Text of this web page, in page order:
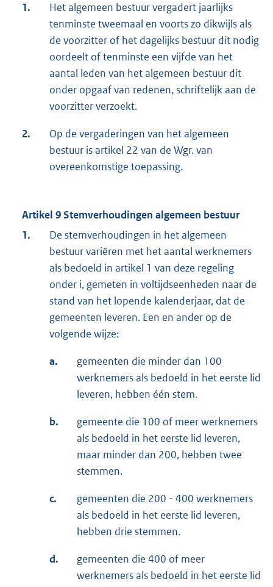
1.
Het algemeen bestuur vergadert jaarlijks
tenminste tweemaal en voorts zo dikwijls als
de voorzitter of het dagelijks bestuur dit nodig
oordeelt of tenminste een vijfde van het
aantal leden van het algemeen bestuur dit
onder opgaaf van redenen, schriftelijk aan de
voorzitter verzoekt.
2.
Op de vergaderingen van het algemeen
bestuur is artikel 22 van de Wgr. van
overeenkomstige toepassing.
Artikel 9 Stemverhoudingen algemeen bestuur
1.
De stemverhoudingen in het algemeen
bestuur variëren met het aantal werknemers
als bedoeld in artikel 1 van deze regeling
onder i, gemeten in voltijdseenheden naar de
stand van het lopende kalenderjaar, dat de
gemeenten leveren. Een en ander op de
volgende wijze:
a.
gemeenten die minder dan 100
werknemers als bedoeld in het eerste lid
leveren, hebben één stem.
b.
gemeente die 100 of meer werknemers
als bedoeld in het eerste lid leveren,
maar minder dan 200, hebben twee
stemmen.
c.
gemeenten die 200 - 400 werknemers
als bedoeld in het eerste lid leveren,
hebben drie stemmen.
d.
gemeenten die 400 of meer
werknemers als bedoeld in het eerste lid